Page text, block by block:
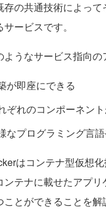
存の共通技術によっ
サービスです。
うなサービス指向の
が即座にできる
ぞれのコンポーネン
なプログラミング言
はコンテナ型仮想
ンテナに載せたアプ
ことができることを